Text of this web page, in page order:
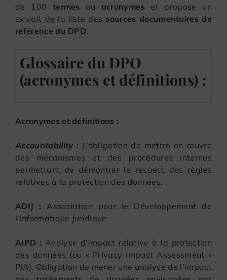
de 100 termes ou acronymes et propose un
extrait de la liste des sources documentaires de
référence du DPD.
Glossaire du DPO
(acronymes et définitions) :
Acronymes et définitions :
Accountability : L’obligation de mettre en œuvre
des mécanismes et des procédures internes
permettant de démontrer le respect des règles
relatives à la protection des données.
ADIJ : Association pour le Développement de
l’Informatique Juridique
AIPD : Analyse d’impact relative à la protection
des données (ou « Privacy Impact Assessment »
PIA). Obligation de mener une analyse de l’impact